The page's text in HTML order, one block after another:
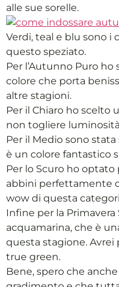
alle sue sorelle.
Verdi, teal e blu sono i
questo speziato.
Per l’Autunno Puro
colore che porta
altre stagioni.
Per il Chiaro ho scelto
non togliere
Per il Medio sono
è un colore fantastico
Per lo Scuro ho
abbini perfettamente
wow di questa
Infine per la
acquamarina, che è
questa stagione.
true green.
Bene, spero che